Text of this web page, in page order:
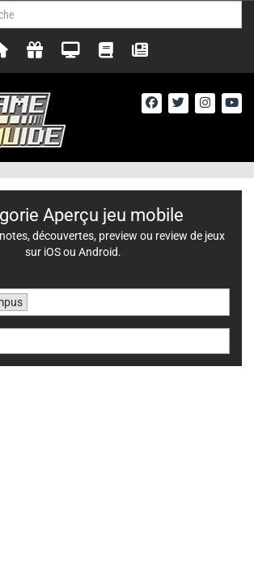
Aperçu jeu mobile
découvertes, preview ou review de jeux
sur iOS ou Android.